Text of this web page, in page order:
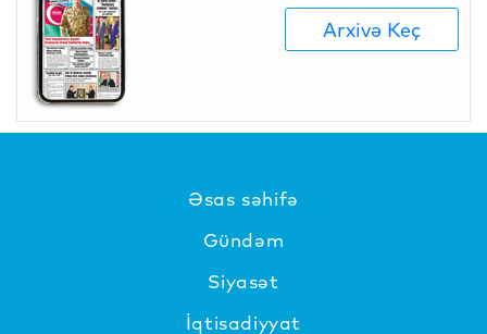
Arxivə Keç
Əsas səhifə
Gündəm
Siyasət
İqtisadiyyat